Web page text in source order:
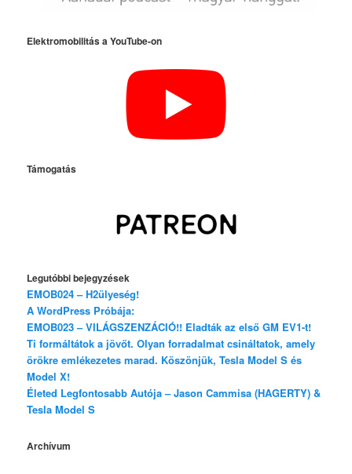
Elektromobilitás a YouTube-on
Támogatás
Legutóbbi bejegyzések
EMOB024 – H2ülyeség!
A WordPress Próbája:
EMOB023 – VILÁGSZENZÁCIÓ!! Eladták az első GM EV1-t!
Ti formáltátok a jövőt. Olyan forradalmat csináltatok, amely
örökre emlékezetes marad. Köszönjük, Tesla Model S és
Model X!
Életed Legfontosabb Autója – Jason Cammisa (HAGERTY) &
Tesla Model S
Archívum